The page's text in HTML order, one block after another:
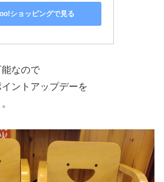
ショッピングで見る
なので
ントアップデーを